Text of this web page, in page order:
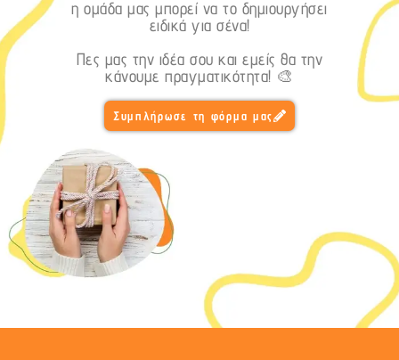
η ομάδα μας μπορεί να το δημιουργήσει
ειδικά για σένα!
Πες μας την ιδέα σου και εμείς θα την
κάνουμε πραγματικότητα! 🎨
Συμπλήρωσε τη φόρμα μας